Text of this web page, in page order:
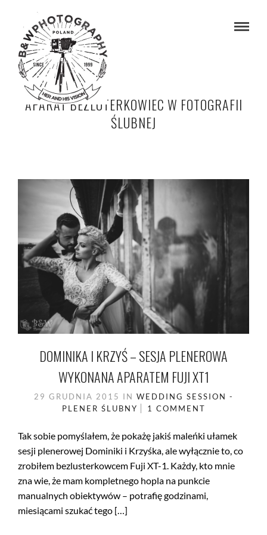
APARAT BEZLUTERKOWIEC W FOTOGRAFII
ŚLUBNEJ
DOMINIKA I KRZYŚ – SESJA PLENEROWA
WYKONANA APARATEM FUJI XT1
29 GRUDNIA 2015 IN WEDDING SESSION -
PLENER ŚLUBNY
1 COMMENT
Tak sobie pomyślałem, że pokażę jakiś maleńki ułamek
sesji plenerowej Dominiki i Krzyśka, ale wyłącznie to, co
zrobiłem bezlusterkowcem Fuji XT-1. Każdy, kto mnie
zna wie, że mam kompletnego hopla na punkcie
manualnych obiektywów – potrafię godzinami,
miesiącami szukać tego […]